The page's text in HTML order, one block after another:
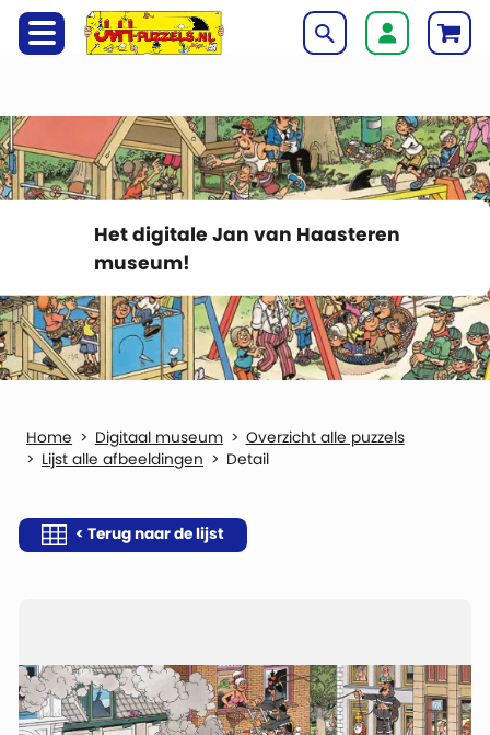
Het digitale Jan van Haasteren
museum!
Digitaal museum
Overzicht alle puzzels
Lijst alle afbeeldingen
Detail
< Terug naar de lijst